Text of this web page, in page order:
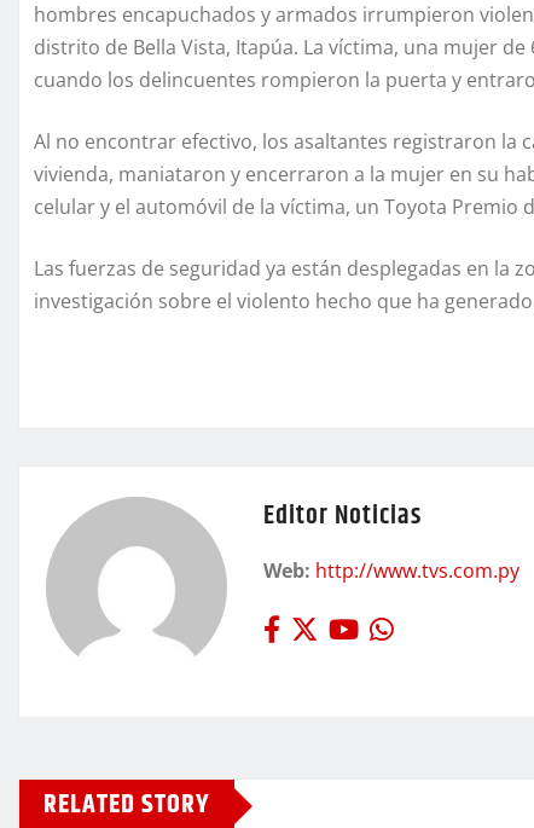
hombres encapuchados y armados irrumpieron
distrito de Bella Vista, Itapúa. La víctima, una mujer
cuando los delincuentes rompieron la puerta y
Al no encontrar efectivo, los asaltantes registraron la
vivienda, maniataron y encerraron a la mujer en su
celular y el automóvil de la víctima, un Toyota Premio
Las fuerzas de seguridad ya están desplegadas en la
investigación sobre el violento hecho que ha
Editor Noticias
Web: http://www.tvs.com.py
RELATED STORY